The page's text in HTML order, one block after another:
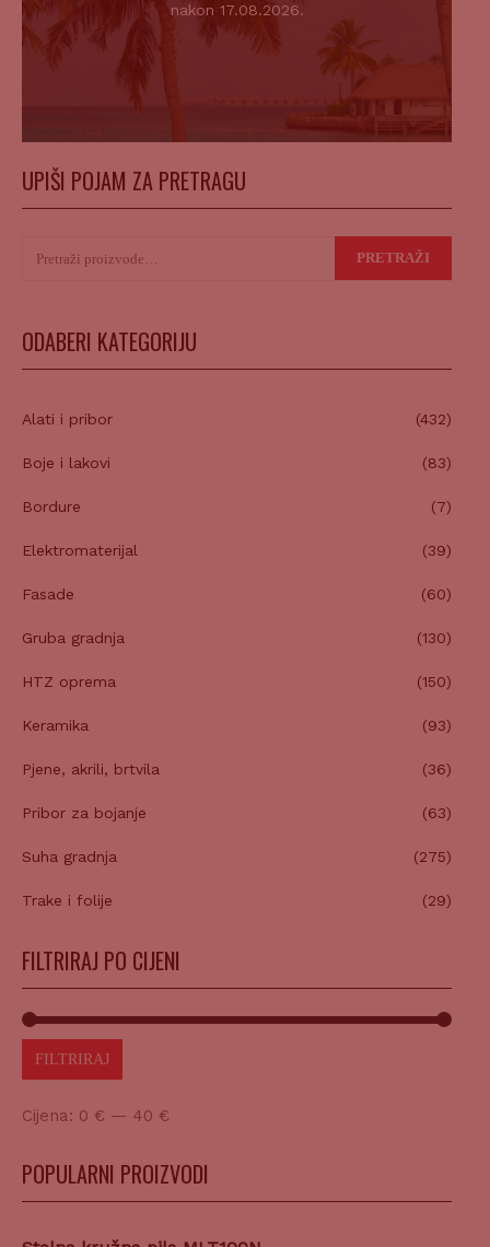
nakon 17.08.2026.
UPIŠI POJAM ZA PRETRAGU
PRETRAŽI
ODABERI KATEGORIJU
Alati i pribor (432)
Boje i lakovi (83)
Bordure (7)
Elektromaterijal (39)
Fasade (60)
Gruba gradnja (130)
HTZ oprema (150)
Keramika (93)
Pjene, akrili, brtvila (36)
Pribor za bojanje (63)
Suha gradnja (275)
Trake i folije (29)
FILTRIRAJ PO CIJENI
FILTRIRAJ
Cijena: 0 € — 40 €
POPULARNI PROIZVODI